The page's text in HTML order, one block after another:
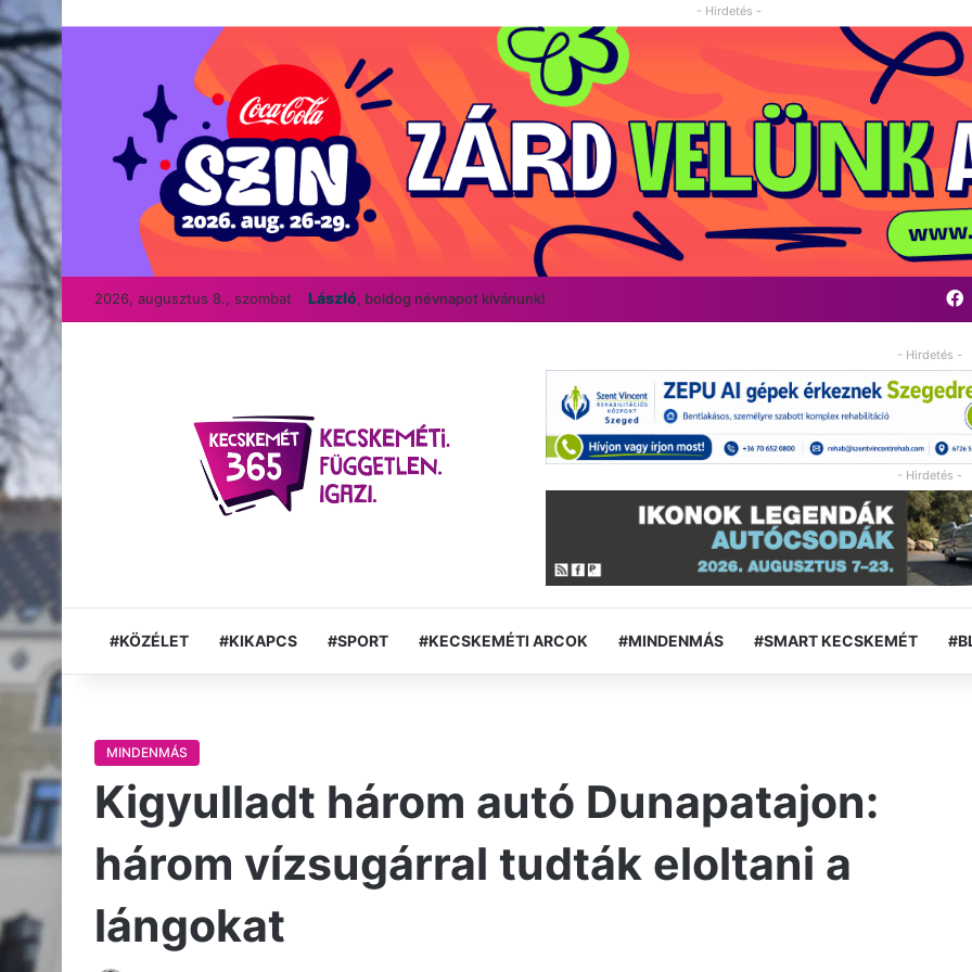
- Hirdetés -
2026, augusztus 8., szombat László, boldog névnapot kívánunk!
- Hirdetés -
- Hirdetés -
#KÖZÉLET #KIKAPCS #SPORT #KECSKEMÉTI ARCOK #MINDENMÁS #SMART KECSKEMÉT
MINDENMÁS
Kigyulladt három autó Dunapatajon:
három vízsugárral tudták eloltani a
lángokat